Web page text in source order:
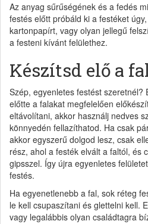
Az anyag sűrűségének és a fedés
festés előtt próbáld ki a festéket
kartonpapírt, vagy olyan jellegű
a festeni kívánt felülethez.
Készítsd elő a
Szép, egyenletes festést szeretnél?
előtte a falakat megfelelően
eltávolítani, akkor használj nedves
könnyedén fellazíthatod. Ha csak
akkor egyszerű dolgod lesz, csak
rész, ahol a festék elvált a faltól, és
gipsszel. Így újra egyenletes
festés.
Ha egyenetlenebb a fal, sok réteg
le kell csupaszítani és glettelni kell.
vagy legalábbis olyan családtagra